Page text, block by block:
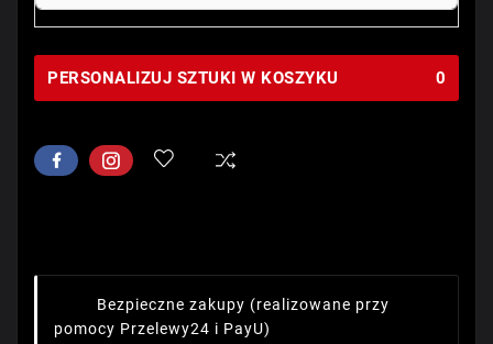
PERSONALIZUJ SZTUKI W KOSZYKU 0
Bezpieczne zakupy (realizowane przy
pomocy Przelewy24 i PayU)